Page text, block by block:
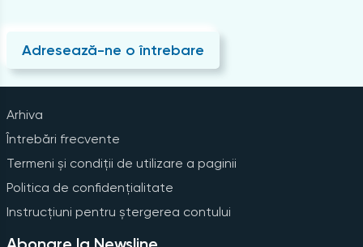
Adresează-ne o întrebare
Arhiva
Întrebări frecvente
Termeni și condiții de utilizare a paginii
Politica de confidențialitate
Instrucțiuni pentru ștergerea contului